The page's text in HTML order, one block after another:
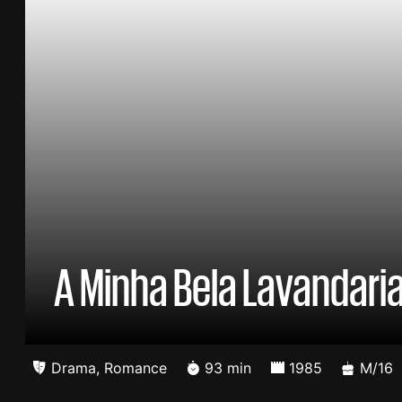
A Minha Bela
Drama, Romance 93 min 1985 M/16